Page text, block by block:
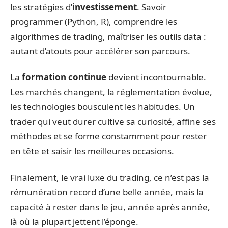
les stratégies d’investissement. Savoir
programmer (Python, R), comprendre les
algorithmes de trading, maîtriser les outils data :
autant d’atouts pour accélérer son parcours.
La formation continue devient incontournable.
Les marchés changent, la réglementation évolue,
les technologies bousculent les habitudes. Un
trader qui veut durer cultive sa curiosité, affine ses
méthodes et se forme constamment pour rester
en tête et saisir les meilleures occasions.
Finalement, le vrai luxe du trading, ce n’est pas la
rémunération record d’une belle année, mais la
capacité à rester dans le jeu, année après année,
là où la plupart jettent l’éponge.